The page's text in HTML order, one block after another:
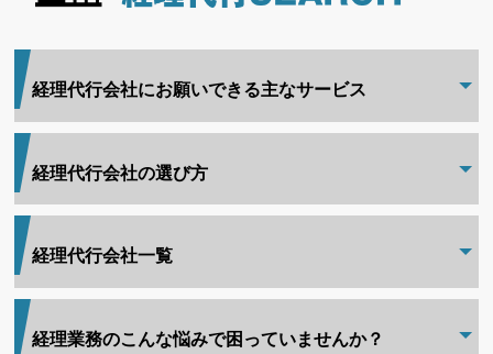
経理代行会社にお願いできる主なサービス
経理代行会社の選び方
経理代行会社一覧
経理業務のこんな悩みで困っていませんか？